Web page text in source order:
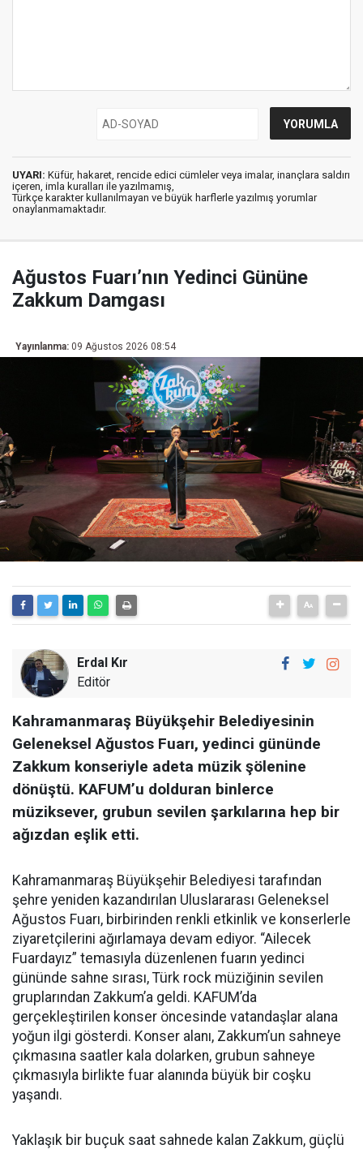
UYARI: Küfür, hakaret, rencide edici cümleler veya imalar, inançlara saldırı
içeren, imla kuralları ile yazılmamış,
Türkçe karakter kullanılmayan ve büyük harflerle yazılmış yorumlar
onaylanmamaktadır.
Ağustos Fuarı’nın Yedinci Gününe
Zakkum Damgası
Yayınlanma: 09 Ağustos 2026 08:54
Erdal Kır
Editör
Kahramanmaraş Büyükşehir Belediyesinin
Geleneksel Ağustos Fuarı, yedinci gününde
Zakkum konseriyle adeta müzik şölenine
dönüştü. KAFUM’u dolduran binlerce
müziksever, grubun sevilen şarkılarına hep bir
ağızdan eşlik etti.
Kahramanmaraş Büyükşehir Belediyesi tarafından
şehre yeniden kazandırılan Uluslararası Geleneksel
Ağustos Fuarı, birbirinden renkli etkinlik ve konserlerle
ziyaretçilerini ağırlamaya devam ediyor. “Ailecek
Fuardayız” temasıyla düzenlenen fuarın yedinci
gününde sahne sırası, Türk rock müziğinin sevilen
gruplarından Zakkum’a geldi. KAFUM’da
gerçekleştirilen konser öncesinde vatandaşlar alana
yoğun ilgi gösterdi. Konser alanı, Zakkum’un sahneye
çıkmasına saatler kala dolarken, grubun sahneye
çıkmasıyla birlikte fuar alanında büyük bir coşku
yaşandı.
Yaklaşık bir buçuk saat sahnede kalan Zakkum, güçlü